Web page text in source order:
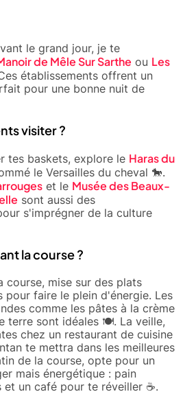
le grand jour, je te
de Mêle Sur Sarthe ou Les
établissements offrent un
pour une bonne nuit de
visiter ?
tes baskets, explore le Haras du
le Versailles du cheval 🐎.
et le Musée des Beaux-
sont aussi des
s'imprégner de la culture
la course ?
course, mise sur des plats
pour faire le plein d'énergie. Les
comme les pâtes à la crème
terre sont idéales 🍽️. La veille,
chez un restaurant de cuisine
te mettra dans les meilleures
de la course, opte pour un
mais énergétique : pain
et un café pour te réveiller ☕.